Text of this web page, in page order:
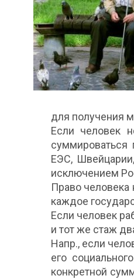
для получения
Если человек
суммироваться
ЕЭС,
исключением
Право человека
каждое
Если человек
и тот же стаж
Напр., если
его
конкретной